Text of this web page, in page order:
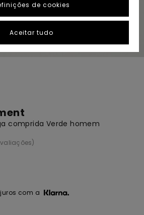
comprida Verde homem
juros com a
de cookies
Aceitar tudo